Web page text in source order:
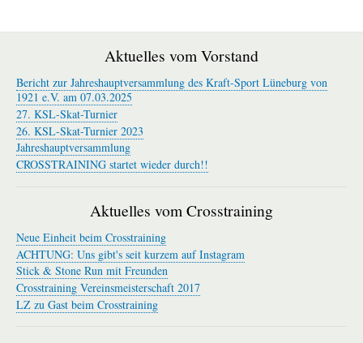
Aktuelles vom Vorstand
Bericht zur Jahreshauptversammlung des Kraft-Sport Lüneburg von
1921 e.V. am 07.03.2025
27. KSL-Skat-Turnier
26. KSL-Skat-Turnier 2023
Jahreshauptversammlung
CROSSTRAINING startet wieder durch!!
Aktuelles vom Crosstraining
Neue Einheit beim Crosstraining
ACHTUNG: Uns gibt's seit kurzem auf Instagram
Stick & Stone Run mit Freunden
Crosstraining Vereinsmeisterschaft 2017
LZ zu Gast beim Crosstraining